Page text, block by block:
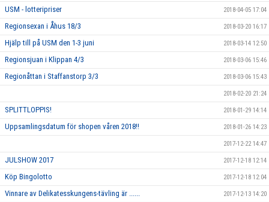
USM - lotteripriser 2018-04-05 17:04
Regionsexan i Åhus 18/3 2018-03-20 16:17
Hjälp till på USM den 1-3 juni 2018-03-14 12:50
Regionsjuan i Klippan 4/3 2018-03-06 15:46
Regionåttan i Staffanstorp 3/3 2018-03-06 15:43
2018-02-20 21:24
SPLITTLOPPIS! 2018-01-29 14:14
Uppsamlingsdatum för shopen våren 2018!! 2018-01-26 14:23
2017-12-22 14:47
JULSHOW 2017 2017-12-18 12:14
Köp Bingolotto 2017-12-18 12:04
Vinnare av Delikatesskungens-tävling är ...... 2017-12-13 14:20